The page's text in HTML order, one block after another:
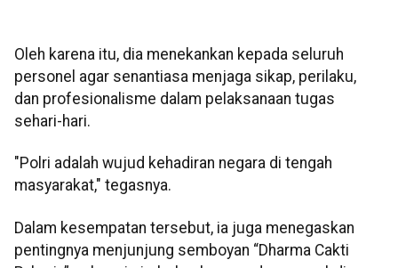
Oleh karena itu, dia menekankan kepada seluruh
personel agar senantiasa menjaga sikap, perilaku,
dan profesionalisme dalam pelaksanaan tugas
sehari-hari.
"Polri adalah wujud kehadiran negara di tengah
masyarakat," tegasnya.
Dalam kesempatan tersebut, ia juga menegaskan
pentingnya menjunjung semboyan “Dharma Cakti